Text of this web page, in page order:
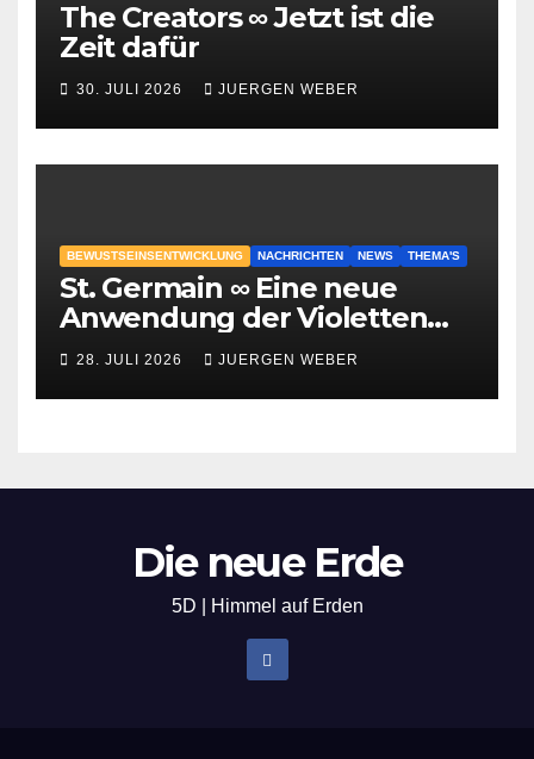
The Creators ∞ Jetzt ist die
Zeit dafür
30. JULI 2026 JUERGEN WEBER
BEWUSTSEINSENTWICKLUNG NACHRICHTEN NEWS THEMA'S
St. Germain ∞ Eine neue
Anwendung der Violetten
Flamme
28. JULI 2026 JUERGEN WEBER
Die neue Erde
5D | Himmel auf Erden